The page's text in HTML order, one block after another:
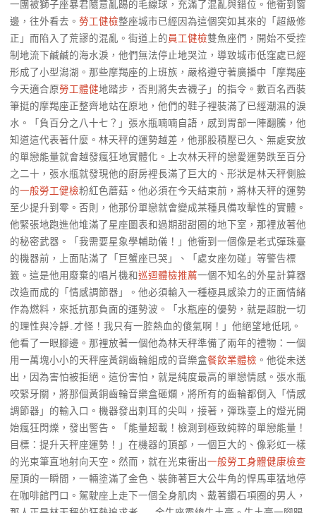
一團被獅子座暴君隨意亂踢的毛線球，充滿了混亂與錯位。他衝到窗
邊，往外看去。 勞工健檢整座城市已經因為這個突如其來的「超級修
正」而陷入了荒謬的混亂。街道上的員工健檢雙魚座們，開始不受控
制地流下鹹鹹的海水淚，他們無法停止地哭泣，導致城市低窪處已經
形成了小型潟湖。那些摩羯座的上班族，嚴格遵守著廣播中「摩羯座
今天適合原勞工體健地踏步，否則將失去襪子」的指令。數百名西裝
筆挺的摩羯座正整齊地站在原地，他們的鞋子裡裝滿了已經潮濕的淚
水。「負百分之八十七？」張水瓶喃喃自語，感到胃部一陣翻騰，他
知道這代表著什麼。林天秤的運勢越差，他那股積壓已久、無處安放
的單戀能量就會越發瘋狂地實體化。上次林天秤的戀愛運勢跌至百分
之二十，張水瓶就發現他的廚房裡長滿了巨大的、形狀是林天秤側臉
的一般勞工健檢粉紅色蘑菇。他必須在今天結束前，將林天秤的運勢
至少提升到零。否則，他那份單戀就會變成某種具備攻擊性的實體。
他緊張地跑進他堆滿了星座圖表和過期甜甜圈的地下室，那裡放著他
的秘密武器。「我需要星象學輔助儀！」他衝到一個像是老式彈珠臺
的機器前，上面貼滿了「巨蟹座已哭」、「處女座勿碰」等警告標
籤。這是他用廢棄的唱片機和巡迴體檢推薦一個不知名的外星計算器
改造而成的「情感調節器」。他必須輸入一種極具感染力的正面情緒
作為燃料，來抵抗那負面的運勢波。「水瓶座的優勢，就是超脫一切
的理性與冷靜…才怪！我只有一腔熱血的傻氣啊！」他絕望地低吼。
他看了一眼腳邊。那裡放著一個他為林天秤準備了兩年的禮物：一個
用一萬塊小小的天秤座黃銅齒輪組成的音樂盒餐飲業體檢 。他從未送
出，因為害怕被拒絕。這份害怕，就是純度最高的單戀情感。張水瓶
咬緊牙關，將那個黃銅齒輪音樂盒砸爛，將所有的齒輪都倒入「情感
調節器」的輸入口。機器發出刺耳的尖叫，接著，彈珠臺上的燈光開
始瘋狂閃爍，發出警告。「能量超載！檢測到極致純粹的單戀能量！
目標：提升天秤座運勢！」在機器的頂部，一個巨大的、像彩虹一樣
的光束筆直地射向天空。然而，就在光束衝出一般勞工身體健康檢查
屋頂的一瞬間，一輛塗滿了金色、裝飾著巨大公牛角的悍馬車猛地停
在咖啡館門口。駕駛座上走下一個全身肌肉、戴著鑽石項圈的男人，